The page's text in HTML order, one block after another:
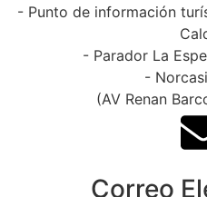
- Punto de información
- Parador La
-
(AV Renan
Correo